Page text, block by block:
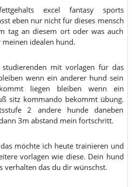
excel fantasy sports
eben nur nicht für dieses mensch
tag an diesem ort oder was auch
idealen hund.
studierenden mit vorlagen für das
wenn ein anderer hund sein
liegen bleiben wenn ein
sitz kommando bekommt übung.
2 andere hunde daneben
3m abstand mein fortschritt.
möchte ich heute trainieren und
vorlagen wie diese. Dein hund
verhalten das du dir wünschst.